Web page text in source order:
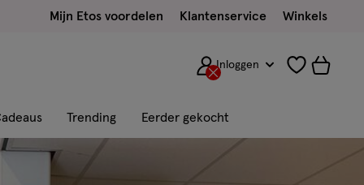
Mijn Etos voordelen Klantenservice Winkels
Inloggen
Trending Eerder gekocht